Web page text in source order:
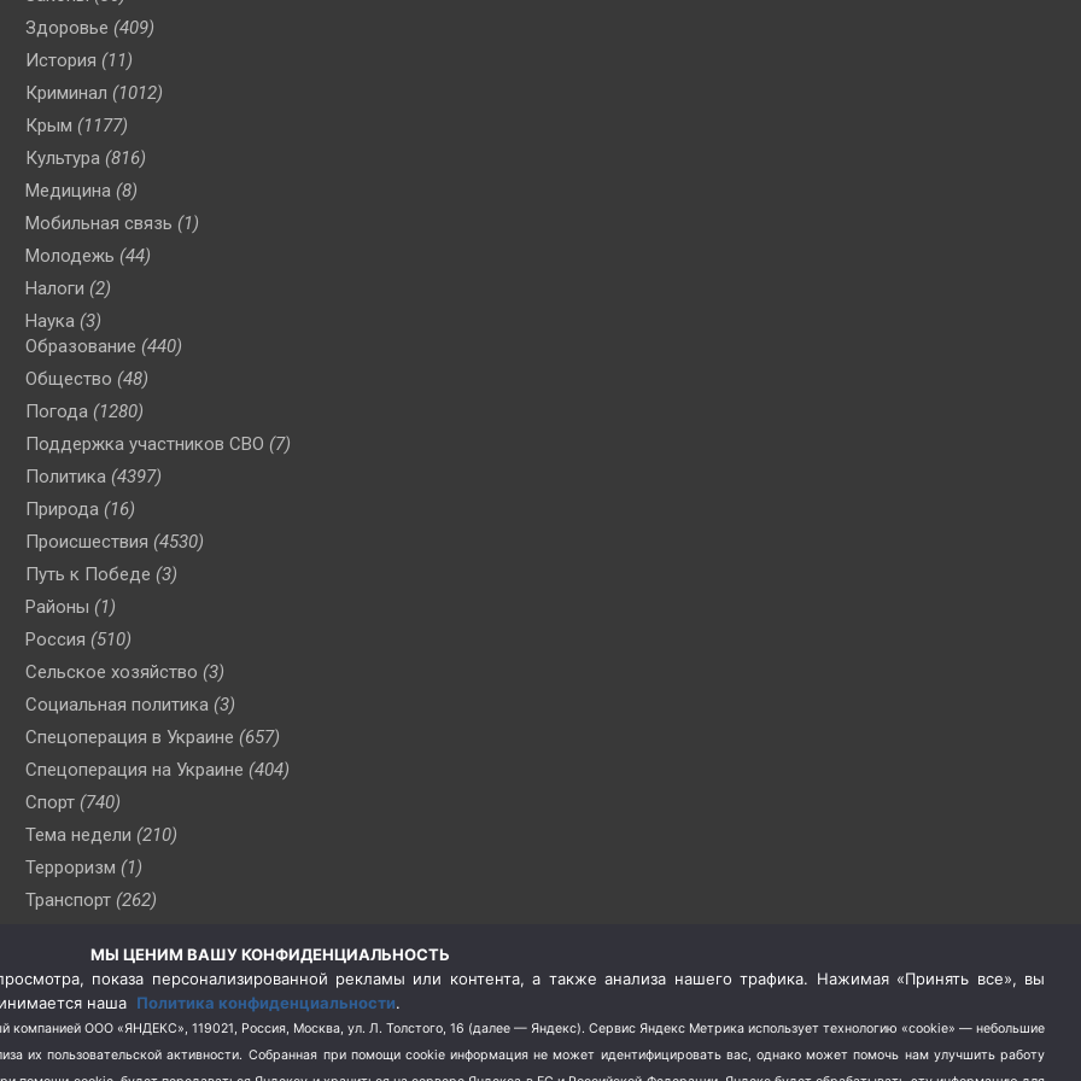
Здоровье (409)
История (11)
Криминал (1012)
Крым (1177)
Культура (816)
Медицина (8)
Мобильная связь (1)
Молодежь (44)
Налоги (2)
Наука (3)
Образование (440)
Общество (48)
Погода (1280)
Поддержка участников СВО (7)
Политика (4397)
Природа (16)
Происшествия (4530)
Путь к Победе (3)
Районы (1)
Россия (510)
Сельское хозяйство (3)
Социальная политика (3)
Спецоперация в Украине (657)
Спецоперация на Украине (404)
Спорт (740)
Тема недели (210)
Терроризм (1)
Транспорт (262)
(76)
Цены (2)
Школа и спорт (2)
Экология (8)
МЫ ЦЕНИМ ВАШУ КОНФИДЕНЦИАЛЬНОСТЬ
показа персонализированной рекламы или контента, а также анализа нашего трафика. Нажимая «Принять все», вы
наша Политика конфиденциальности.
компанией ООО «ЯНДЕКС», 119021, Россия, Москва, ул. Л. Толстого, 16 (далее — Яндекс). Сервис Яндекс Метрика использует технологию «cookie» — небольшие
их пользовательской активности. Собранная при помощи cookie информация не может идентифицировать вас, однако может помочь нам улучшить работу